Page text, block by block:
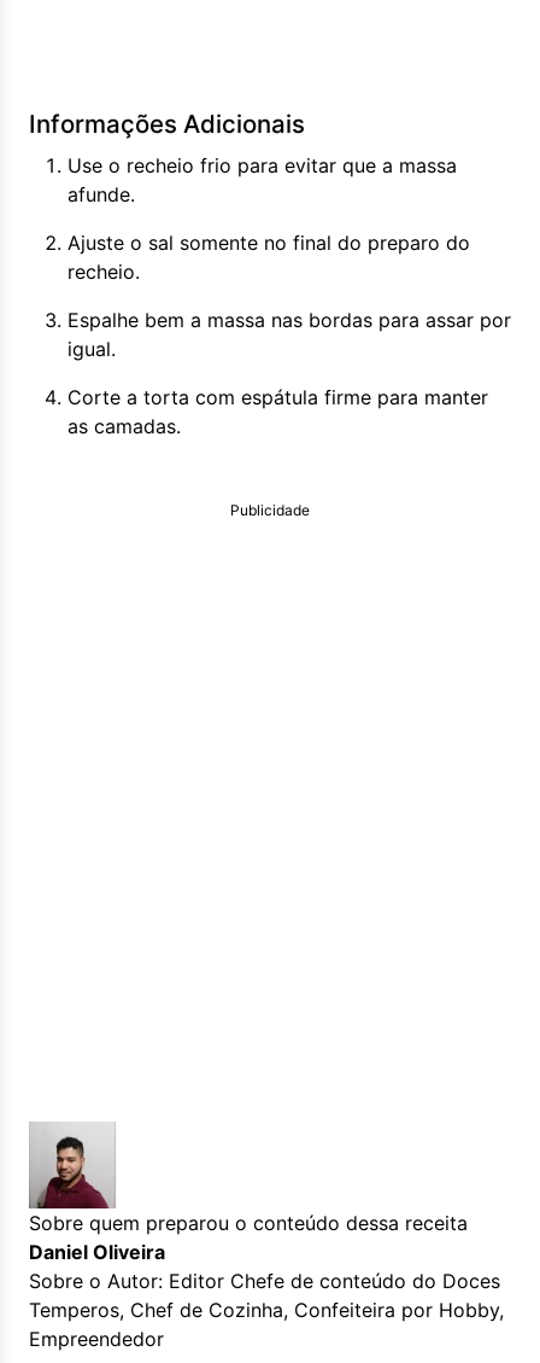
Informações Adicionais
Use o recheio frio para evitar que a massa
afunde.
Ajuste o sal somente no final do preparo do
recheio.
Espalhe bem a massa nas bordas para assar por
igual.
Corte a torta com espátula firme para manter
as camadas.
Publicidade
Sobre quem preparou o conteúdo dessa receita
Daniel Oliveira
Sobre o Autor: Editor Chefe de conteúdo do Doces
Temperos, Chef de Cozinha, Confeiteira por Hobby,
Empreendedor